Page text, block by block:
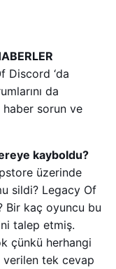
Discord ‘da
da
sorun ve
kayboldu?
üzerinde
sildi? Legacy Of
Bir kaç oyuncu bu
talep etmiş.
çünkü herhangi
verilen tek cevap